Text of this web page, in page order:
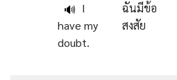
🔊 I
have my
doubt.
ฉันมีข้อ
สงสัย